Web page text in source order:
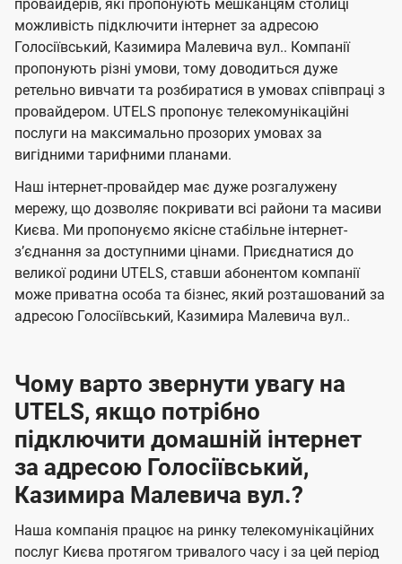
а
н
і
ї
U
t
e
l
s
л
е
б
а
ч
е
н
н
я
н
я
м
л
е
б
а
ч
е
н
я
н
я
м
провайдерів, які пропонують мешканцям столиці
можливість підключити інтернет за адресою
Голосіївський, Казимира Малевича вул.. Компанії
пропонують різні умови, тому доводиться дуже
ретельно вивчати та розбиратися в умовах співпраці з
провайдером. UTELS пропонує телекомунікаційні
послуги на максимально прозорих умовах за
вигідними тарифними планами.
Наш інтернет-провайдер має дуже розгалужену
мережу, що дозволяє покривати всі райони та масиви
Києва. Ми пропонуємо якісне стабільне інтернет-
зʼєднання за доступними цінами. Приєднатися до
великої родини UTELS, ставши абонентом компанії
може приватна особа та бізнес, який розташований за
адресою Голосіївський, Казимира Малевича вул..
Чому варто звернути увагу на
UTELS, якщо потрібно
підключити домашній інтернет
за адресою Голосіївський,
Казимира Малевича вул.?
Наша компанія працює на ринку телекомунікаційних
послуг Києва протягом тривалого часу і за цей період